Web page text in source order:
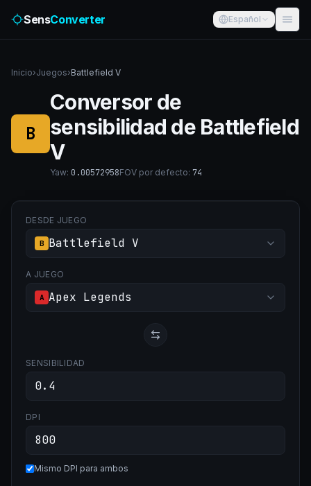
SensConverter Español
Inicio›Juegos›Battlefield V
B
Conversor de
sensibilidad de Battlefield
V
Yaw: 0.00572958FOV por defecto: 74
DESDE JUEGO
B Battlefield V
A JUEGO
A Apex Legends
SENSIBILIDAD
DPI
Mismo DPI para ambos